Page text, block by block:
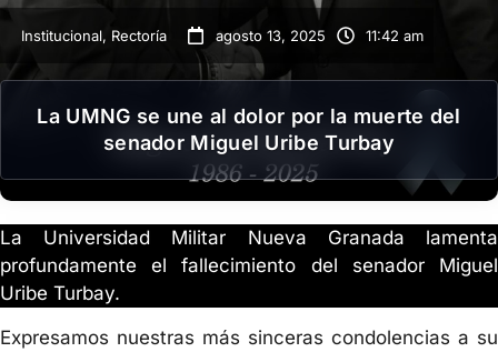
Institucional, Rectoría agosto 13, 2025 11:42 am
La UMNG se une al dolor por la muerte del
senador Miguel Uribe Turbay
La Universidad Militar Nueva Granada lamenta
profundamente el fallecimiento del senador Miguel
Uribe Turbay.
Expresamos nuestras más sinceras condolencias a su